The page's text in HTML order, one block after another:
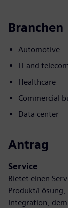
Branchen
Automotive
IT and
Healthcare
Commercial
Data center
Antrag
Service
Bietet einen
Produkt/
Integration,